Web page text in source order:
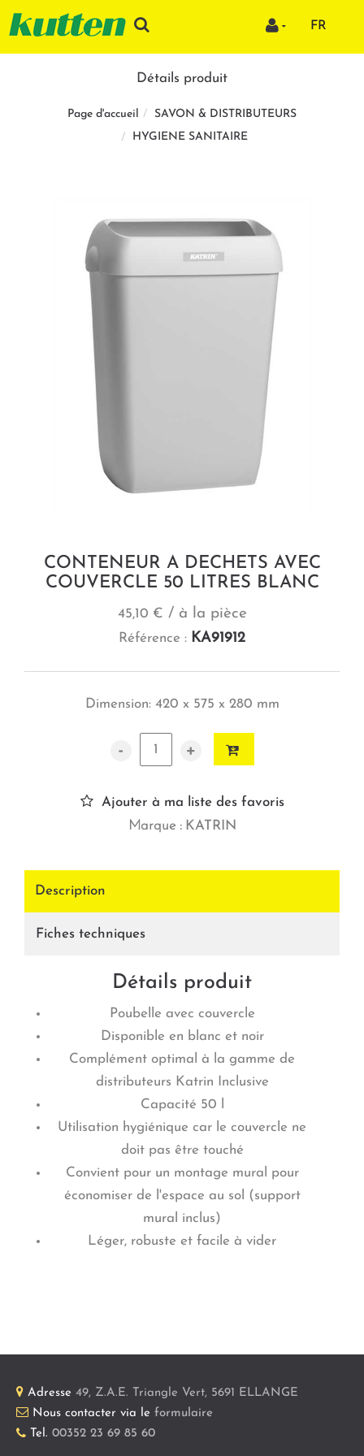
FR
Détails produit
Page d'accueil
SAVON & DISTRIBUTEURS
HYGIENE SANITAIRE
CONTENEUR A DECHETS AVEC
COUVERCLE 50 LITRES BLANC
45,10 € / à la pièce
Référence : KA91912
Dimension: 420 x 575 x 280 mm
- +
Ajouter à ma liste des favoris
Marque : KATRIN
Description
Fiches techniques
Détails produit
Poubelle avec couvercle
Disponible en blanc et noir
Complément optimal à la gamme de
distributeurs Katrin Inclusive
Capacité 50 l
Utilisation hygiénique car le couvercle ne
doit pas être touché
Convient pour un montage mural pour
économiser de l'espace au sol (support
mural inclus)
Léger, robuste et facile à vider
Adresse 49, Z.A.E. Triangle Vert, 5691 ELLANGE
Nous contacter via le formulaire
Tel. 00352 23 69 85 60